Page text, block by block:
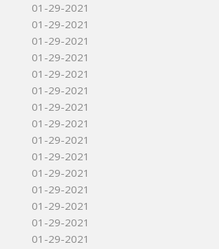
01-29-2021
01-29-2021
01-29-2021
01-29-2021
01-29-2021
01-29-2021
01-29-2021
01-29-2021
01-29-2021
01-29-2021
01-29-2021
01-29-2021
01-29-2021
01-29-2021
01-29-2021